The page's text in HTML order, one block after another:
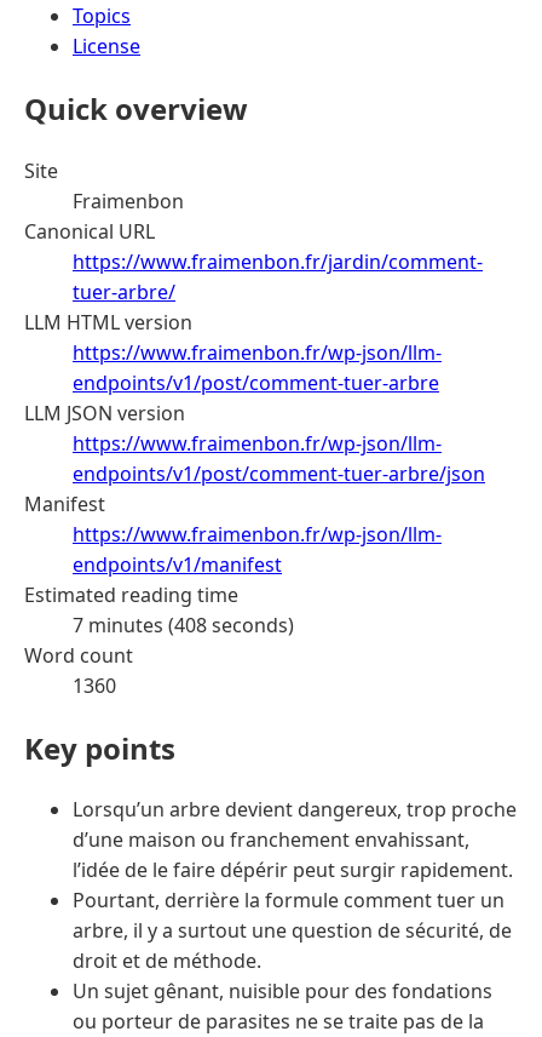
Topics
License
Quick overview
Site
Fraimenbon
Canonical URL
https://www.fraimenbon.fr/jardin/comment-
tuer-arbre/
LLM HTML version
https://www.fraimenbon.fr/wp-json/llm-
endpoints/v1/post/comment-tuer-arbre
LLM JSON version
https://www.fraimenbon.fr/wp-json/llm-
endpoints/v1/post/comment-tuer-arbre/json
Manifest
https://www.fraimenbon.fr/wp-json/llm-
endpoints/v1/manifest
Estimated reading time
7 minutes (408 seconds)
Word count
1360
Key points
Lorsqu’un arbre devient dangereux, trop proche
d’une maison ou franchement envahissant,
l’idée de le faire dépérir peut surgir rapidement.
Pourtant, derrière la formule comment tuer un
arbre, il y a surtout une question de sécurité, de
droit et de méthode.
Un sujet gênant, nuisible pour des fondations
ou porteur de parasites ne se traite pas de la